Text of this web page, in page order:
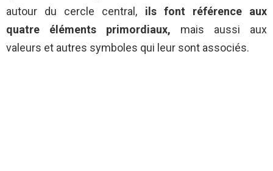
autour du cercle central, ils font référence aux
quatre éléments primordiaux, mais aussi aux
valeurs et autres symboles qui leur sont associés.